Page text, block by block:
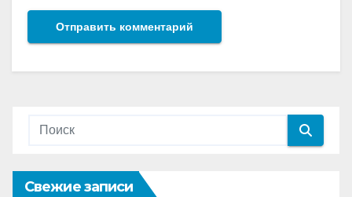
Свежие записи